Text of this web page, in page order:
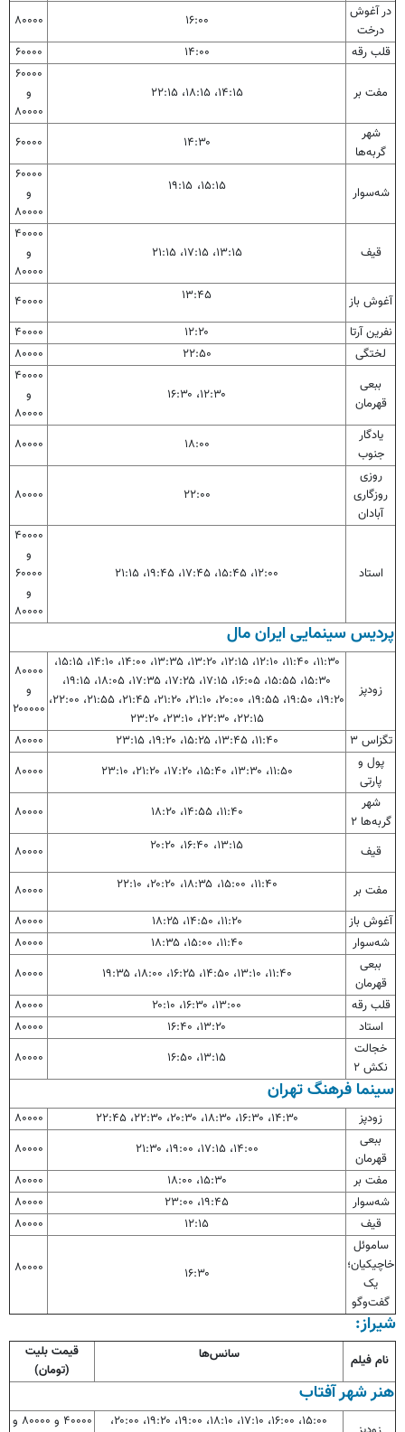
در آغوش
درخت
۱۶:۰۰
۸۰۰۰۰
قلب رقه
۱۴:۰۰ ۶۰۰۰۰
مفت بر ۱۴:۱۵، ۱۸:۱۵، ۲۲:۱۵
۶۰۰۰۰
و
۸۰۰۰۰
شهر
گربه‌ها
۱۴:۳۰ ۶۰۰۰۰
شه‌سوار ۱۵:۱۵، ۱۹:۱۵
۶۰۰۰۰
و
۸۰۰۰۰
قیف ۱۳:۱۵، ۱۷:۱۵، ۲۱:۱۵
۴۰۰۰۰
و
۸۰۰۰۰
آغوش باز
۱۳:۴۵
۴۰۰۰۰
نفرین آرتا
۱۲:۲۰
۴۰۰۰۰
لختگی
۲۲:۵۰
۸۰۰۰۰
ببعی
قهرمان
۱۲:۳۰، ۱۶:۳۰
۴۰۰۰۰
و
۸۰۰۰۰
یادگار
جنوب
۱۸:۰۰
۸۰۰۰۰
روزی
روزگاری
آبادان
۲۲:۰۰ ۸۰۰۰۰
استاد ۱۲:۰۰، ۱۵:۴۵، ۱۷:۴۵، ۱۹:۴۵، ۲۱:۱۵
۴۰۰۰۰
و
۶۰۰۰۰
و
۸۰۰۰۰
پردیس سینمایی ایران مال
زودپز
۱۱:۳۰، ۱۱:۴۰، ۱۲:۱۰، ۱۲:۱۵، ۱۳:۲۰، ۱۳:۳۵، ۱۴:۰۰، ۱۴:۱۰، ۱۵:۱۵،
۱۵:۳۰، ۱۵:۵۵، ۱۶:۰۵، ۱۷:۱۵، ۱۷:۲۵، ۱۷:۳۵، ۱۸:۰۵، ۱۹:۱۵،
۱۹:۲۰، ۱۹:۵۰، ۱۹:۵۵، ۲۰:۰۰، ۲۱:۱۰، ۲۱:۲۰، ۲۱:۴۵، ۲۱:۵۵، ۲۲:۰۰،
۲۲:۱۵، ۲۲:۳۰، ۲۳:۱۰، ۲۳:۲۰
۸۰۰۰۰
و
۲۰۰۰۰۰
تگزاس ۳
۱۱:۴۰، ۱۳:۴۵، ۱۵:۲۵، ۱۹:۲۰، ۲۳:۱۵
۸۰۰۰۰
پول و
پارتی
۱۱:۵۰، ۱۳:۳۰، ۱۵:۴۰، ۱۷:۲۰، ۲۱:۲۰، ۲۳:۱۰
۸۰۰۰۰
شهر
گربه‌ها ۲
۱۱:۴۰، ۱۴:۵۵، ۱۸:۲۰ ۸۰۰۰۰
قیف ۱۳:۱۵، ۱۶:۴۰، ۲۰:۲۰ ۸۰۰۰۰
مفت بر ۱۱:۴۰، ۱۵:۰۰، ۱۸:۳۵، ۲۰:۲۰، ۲۲:۱۰
۸۰۰۰۰
آغوش باز
۱۱:۲۰، ۱۴:۵۰، ۱۸:۲۵
۸۰۰۰۰
شه‌سوار
۱۱:۴۰، ۱۵:۰۰، ۱۸:۳۵
۸۰۰۰۰
ببعی
قهرمان
۱۱:۴۰، ۱۳:۱۰، ۱۴:۵۰، ۱۶:۲۵، ۱۸:۰۰، ۱۹:۳۵
۸۰۰۰۰
قلب رقه
۱۳:۰۰، ۱۶:۳۰، ۲۰:۱۰
۸۰۰۰۰
استاد
۱۳:۲۰، ۱۶:۴۰
۸۰۰۰۰
خجالت
نکش ۲
۱۳:۱۵، ۱۶:۵۰ ۸۰۰۰۰
سینما فرهنگ تهران
زودپز ۱۴:۳۰، ۱۶:۳۰، ۱۸:۳۰، ۲۰:۳۰، ۲۲:۳۰، ۲۲:۴۵
۸۰۰۰۰
ببعی
قهرمان
۱۴:۰۰، ۱۷:۱۵، ۱۹:۰۰، ۲۱:۳۰
۸۰۰۰۰
مفت بر
۱۵:۳۰، ۱۸:۰۰
۸۰۰۰۰
شه‌سوار
۱۹:۴۵، ۲۳:۰۰
۸۰۰۰۰
قیف
۱۲:۱۵
۸۰۰۰۰
ساموئل
خاچیکیان؛
یک
گفت‌وگو
۱۶:۳۰ ۸۰۰۰۰
شیراز:
نام فیلم سانس‌ها
قیمت بلیت
(تومان)
هنر شهر آفتاب
۱۵:۰۰، ۱۶:۰۰، ۱۷:۱۰، ۱۸:۱۰، ۱۹:۰۰، ۱۹:۲۰، ۲۰:۰۰،
۴۰۰۰۰ و ۸۰۰۰۰ و